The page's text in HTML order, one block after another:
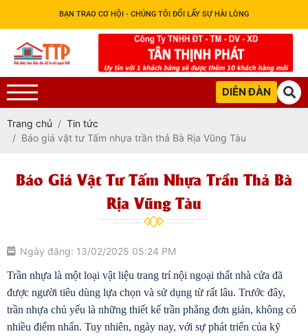
BẠN TRAO CƠ HỘI - CHÚNG TÔI ĐỔI LẤY SỰ HÀI LÒNG
DIỄN ĐÀN
Trang chủ
Tin tức
Báo giá vật tư Tấm nhựa trần thả Bà Rịa Vũng Tàu
Báo Giá Vật Tư Tấm Nhựa Trần Thả Bà
Rịa Vũng Tàu
Ngày đăng: 13/02/2025 05:24 PM
Trần nhựa là một loại vật liệu trang trí nội ngoại thất nhà cửa đã
được người tiêu dùng lựa chọn và sử dụng từ rất lâu. Trước đây,
trần nhựa chủ yếu là những thiết kế trần phẳng đơn giản, không có
nhiều điểm nhấn. Tuy nhiên, ngày nay, với sự phát triển của kỹ